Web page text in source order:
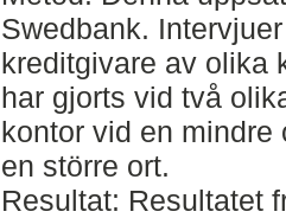
Swedbank.
kreditgivare av olika
har gjorts vid två
kontor vid en mindre
en större ort.
Resultat: Resultatet